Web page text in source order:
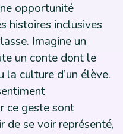
opportunité
histoires inclusives
Imagine un
un conte dont le
culture d’un élève.
ce geste sont
de se voir représenté,